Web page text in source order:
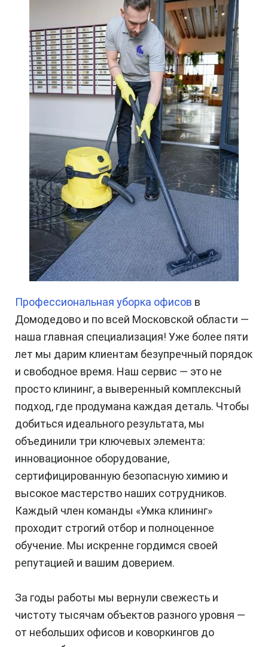
Профессиональная уборка офисов в
Домодедово и по всей Московской области —
наша главная специализация! Уже более пяти
лет мы дарим клиентам безупречный порядок
и свободное время. Наш сервис — это не
просто клининг, а выверенный комплексный
подход, где продумана каждая деталь. Чтобы
добиться идеального результата, мы
объединили три ключевых элемента:
инновационное оборудование,
сертифицированную безопасную химию и
высокое мастерство наших сотрудников.
Каждый член команды «Умка клининг»
проходит строгий отбор и полноценное
обучение. Мы искренне гордимся своей
репутацией и вашим доверием.
За годы работы мы вернули свежесть и
чистоту тысячам объектов разного уровня —
от небольших офисов и коворкингов до